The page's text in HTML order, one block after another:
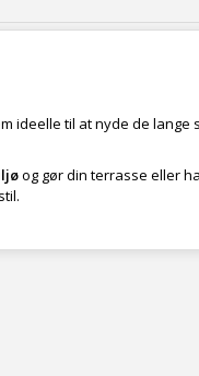
ideelle til at nyde de
og gør din terrasse eller